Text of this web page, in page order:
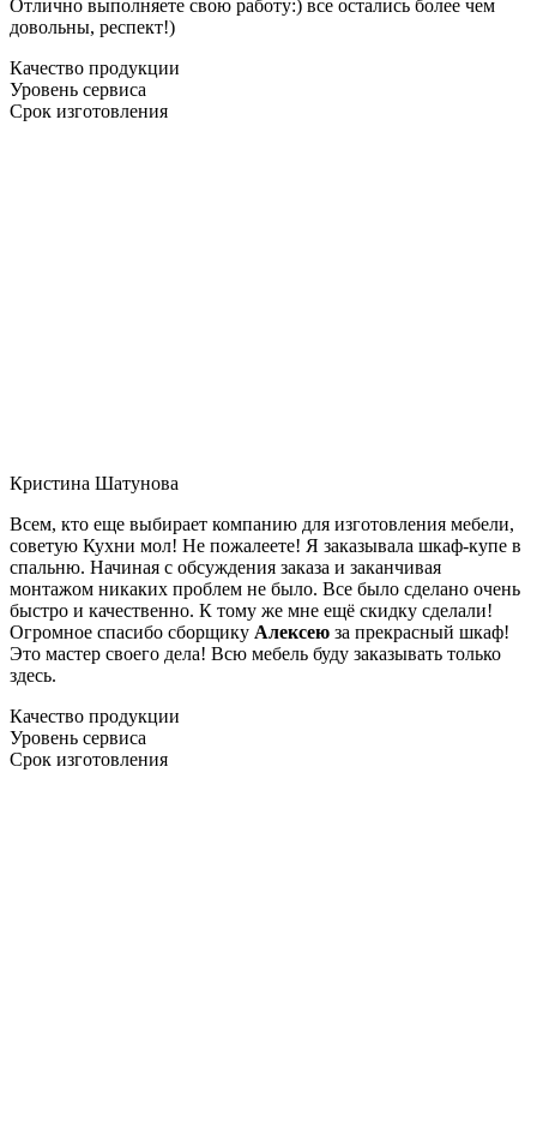
Отлично выполняете свою работу:) все остались более чем
довольны, респект!)
Качество продукции
Уровень сервиса
Срок изготовления
Кристина Шатунова
Всем, кто еще выбирает компанию для изготовления мебели,
советую Кухни мол! Не пожалеете! Я заказывала шкаф-купе в
спальню. Начиная с обсуждения заказа и заканчивая
монтажом никаких проблем не было. Все было сделано очень
быстро и качественно. К тому же мне ещё скидку сделали!
Огромное спасибо сборщику Алексею за прекрасный шкаф!
Это мастер своего дела! Всю мебель буду заказывать только
здесь.
Качество продукции
Уровень сервиса
Срок изготовления